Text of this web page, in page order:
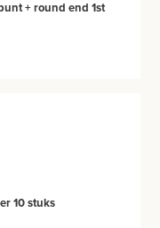
+ round end 1st
10 stuks